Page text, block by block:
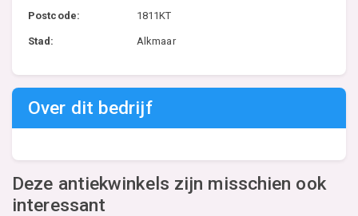
Postcode: 1811KT
Stad: Alkmaar
Over dit bedrijf
Deze antiekwinkels zijn misschien ook
interessant